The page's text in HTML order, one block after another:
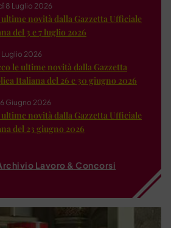
8 Luglio 2026
novità dalla Gazzetta Ufficiale
del 3 e 7 luglio 2026
Luglio 2026
le ultime novità dalla Gazzetta
Italiana del 26 e 30 giugno 2026
Giugno 2026
novità dalla Gazzetta Ufficiale
del 23 giugno 2026
Lavoro & Concorsi